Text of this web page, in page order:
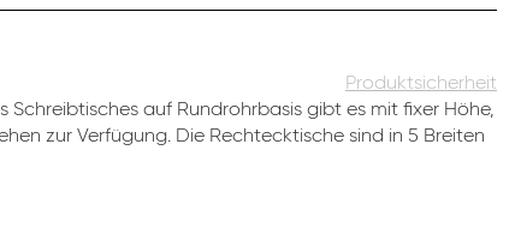
Produktsicherheit
auf Rundrohrbasis gibt es mit fixer Höhe,
zur Verfügung. Die Rechtecktische sind in 5 Breiten